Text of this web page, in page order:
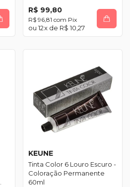
R$ 99,80
R$ 96,81 com Pix
12x de R$ 10,27
KEUNE
Tinta Color 6 Louro Escuro -
Coloração Permanente
60ml